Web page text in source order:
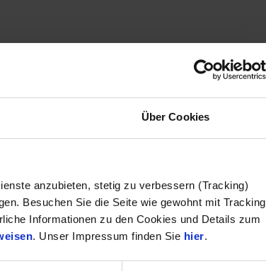
Über Cookies
anzubieten, stetig zu verbessern (Tracking)
Besuchen Sie die Seite wie gewohnt mit Tracking
Informationen zu den Cookies und Details zum
. Unser Impressum finden Sie hier.